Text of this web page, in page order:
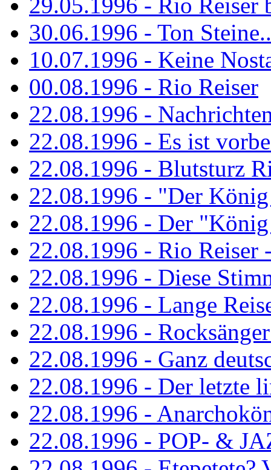
30.06.1996 - Ton
10.07.1996 - Keine
00.08.1996 - Rio Reiser
22.08.1996 -
22.08.1996 - Es ist
22.08.1996 - Blutsturz
22.08.1996 - "Der
22.08.1996 - Der
22.08.1996 - Rio Reiser
22.08.1996 - Diese
22.08.1996 - Lange
22.08.1996 -
22.08.1996 - Ganz
22.08.1996 - Der letzte
22.08.1996 -
22.08.1996 - POP- &